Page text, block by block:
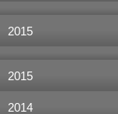
2015
2015
2014